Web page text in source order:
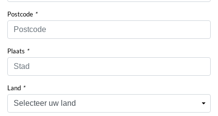
Postcode *
Plaats *
Land *